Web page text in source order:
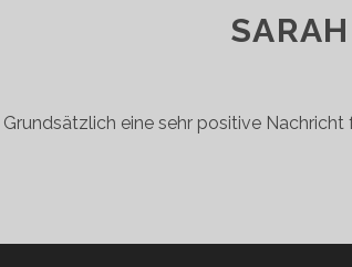
Grundsätzlich eine sehr positive